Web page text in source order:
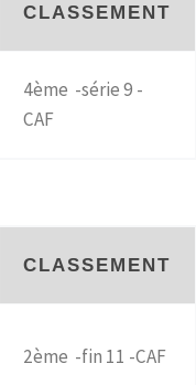
CLASSEMENT
4ème -série 9 -
CAF
CLASSEMENT
2ème -fin 11 -CAF